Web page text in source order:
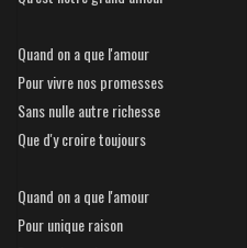
Quand on a que l'amour
Pour vivre nos promesses
Sans nulle autre richesse
Que d'y croire toujours
Quand on a que l'amour
Pour unique raison